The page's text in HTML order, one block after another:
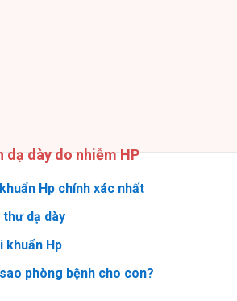
dạ dày do nhiễm HP
Hp chính xác nhất
dạ dày
khuẩn Hp
phòng bệnh cho con?